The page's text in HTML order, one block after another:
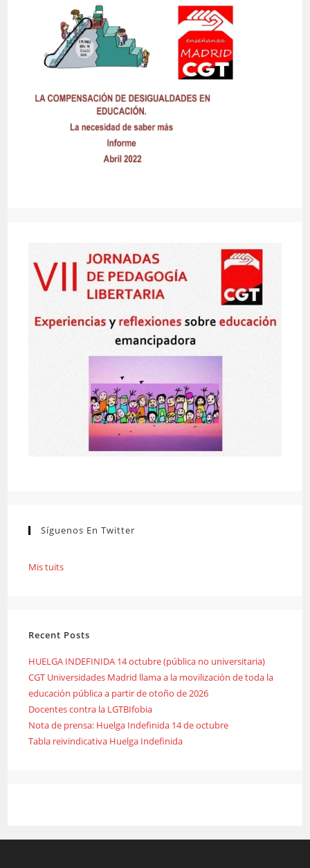
Síguenos En Twitter
Mis tuits
Recent Posts
HUELGA INDEFINIDA 14 octubre (pública no universitaria)
CGT Universidades Madrid llama a la movilización de toda la
educación pública a partir de otoño de 2026
Docentes contra la LGTBIfobia
Nota de prensa: Huelga Indefinida 14 de octubre
Tabla reivindicativa Huelga Indefinida